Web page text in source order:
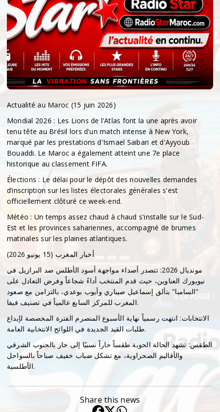
Actualité au Maroc (15 juin 2026)
​Mondial 2026 : Les Lions de l'Atlas font la une après avoir
tenu tête au Brésil lors d'un match intense à New York,
marqué par les prestations d'Ismael Saibari et d'Ayyoub
Bouaddi. Le Maroc a également atteint une 7e place
historique au classement FIFA.
​Élections : Le délai pour le dépôt des nouvelles demandes
d’inscription sur les listes électorales générales s'est
officiellement clôturé ce week-end.
​Météo : Un temps assez chaud à chaud s'installe sur le Sud-
Est et les provinces sahariennes, accompagné de brumes
matinales sur les plaines atlantiques.
​أخبار المغرب (15 يونيو 2026)
​مونديال 2026: تتصدر أصداء مواجهة أسود الأطلس ضد البرازيل في
نيويورك العناوين، حيث قدم المنتخب أداءً شجاعاً وفرض التعادل على
"السامبا" بتألق إسماعيل صيباري وأيوب بوعدي، بالتزامن مع صعود
المغرب للمركز السابع عالمياً في تصنيف فيفا.
​الانتخابات: انتهت رسمياً نهاية الأسبوع المنصرم الفترة المخصصة لإيداع
طلبات القيد الجديدة في اللوائح الانتخابية العامة.
​الطقس: تشهد الحالة الجوية طقساً حاراً نسبيًا إلى حار بالجنوب الشرقي
والأقاليم الصحراوية، مع تشكل ضباب خفيف صباحاً بالسواحل
الأطلسية.
Share this news